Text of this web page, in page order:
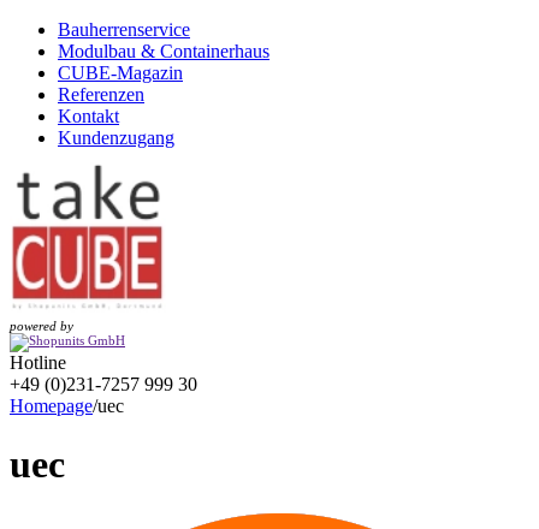
Bauherrenservice
Modulbau & Containerhaus
CUBE-Magazin
Referenzen
Kontakt
Kundenzugang
powered by
Hotline
+49 (0)231-7257 999 30
Homepage/uec
uec